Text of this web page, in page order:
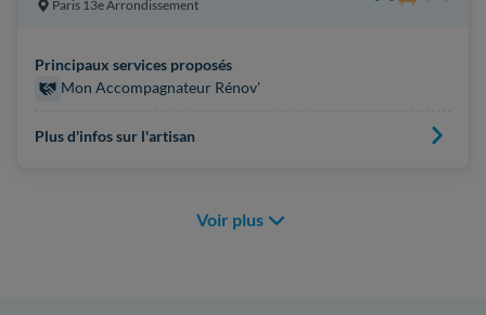
Paris 13e Arrondissement
Principaux services proposés
Mon Accompagnateur Rénov'
Plus d'infos sur l'artisan
Voir plus